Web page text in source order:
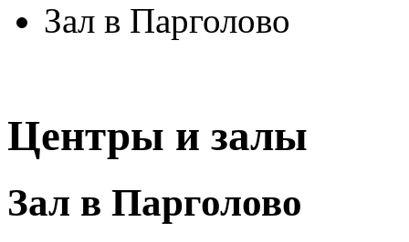
Зал в Парголово
Центры и залы
Зал в Парголово